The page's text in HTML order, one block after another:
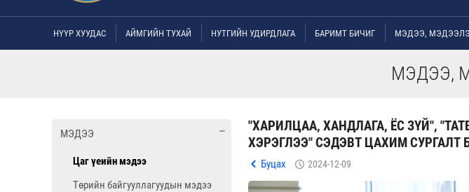
НҮҮР ХУУДАС АЙМГИЙН ТУХАЙ НУТГИЙН УДИРДЛАГА БАРИМТ БИЧИГ МЭДЭЭ,
МЭДЭЭ,
МЭДЭЭ
Цаг үеийн мэдээ
Төрийн байгууллагуудын мэдээ
"ХАРИЛЦАА, ХАНДЛАГА, ЁС ЗҮЙ",
ХЭРЭГЛЭЭ" СЭДЭВТ ЦАХИМ СУРГАЛТ
Буцах 2024-12-09